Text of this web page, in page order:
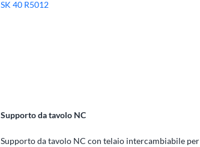
Supporto da tavolo NC
Supporto da tavolo NC con telaio intercambiabile per